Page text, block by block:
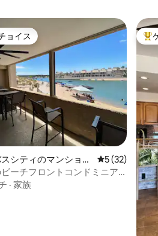
つ星の平均評価
ストチョイスです。
ョイス
シティのマンショ
レビュー32件
5 (32)
ーチフロントコンドミニア
· 家族
大